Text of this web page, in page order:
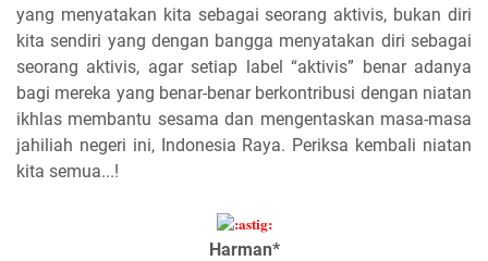
yang menyatakan kita sebagai seorang aktivis, bukan diri
kita sendiri yang dengan bangga menyatakan diri sebagai
seorang aktivis, agar setiap label “aktivis” benar adanya
bagi mereka yang benar-benar berkontribusi dengan niatan
ikhlas membantu sesama dan mengentaskan masa-masa
jahiliah negeri ini, Indonesia Raya. Periksa kembali niatan
kita semua...!
Harman*